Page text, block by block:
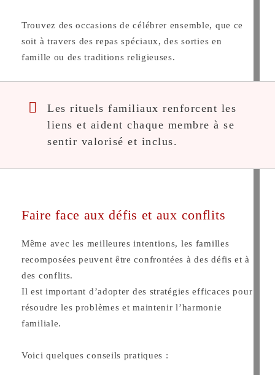
Trouvez des occasions de célébrer ensemble, que ce
soit à travers des repas spéciaux, des sorties en
famille ou des traditions religieuses.
Les rituels familiaux renforcent les
liens et aident chaque membre à se
sentir valorisé et inclus.
Faire face aux défis et aux conflits
Même avec les meilleures intentions, les familles
recomposées peuvent être confrontées à des défis et à
des conflits.
Il est important d’adopter des stratégies efficaces pour
résoudre les problèmes et maintenir l’harmonie
familiale.
Voici quelques conseils pratiques :